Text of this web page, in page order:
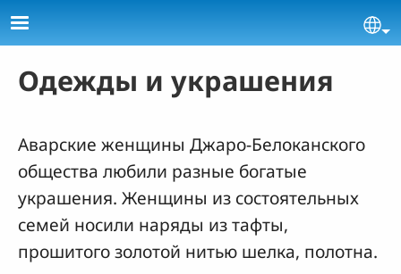
Skip to main content
Одежды и украшения
Аварские женщины Джаро-Белоканского
общества любили разные богатые
украшения. Женщины из состоятельных
семей носили наряды из тафты,
прошитого золотой нитью шелка, полотна.